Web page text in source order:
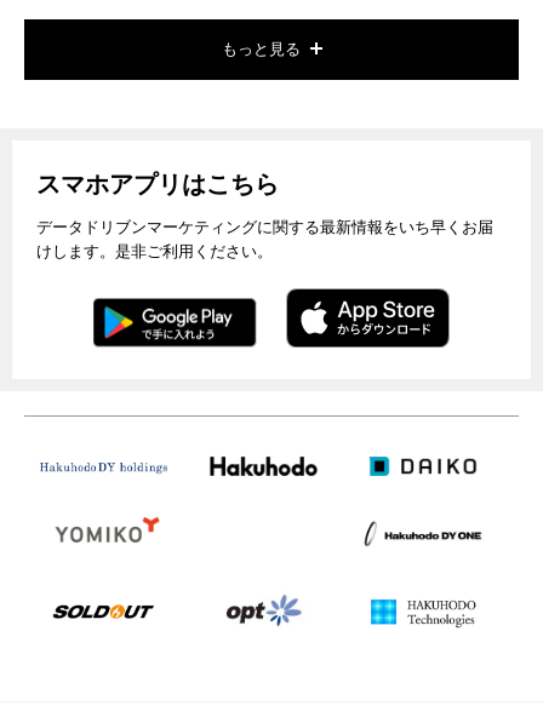
もっと見る
スマホアプリはこちら
データドリブンマーケティングに関する最新情報をいち早くお届
けします。是非ご利用ください。